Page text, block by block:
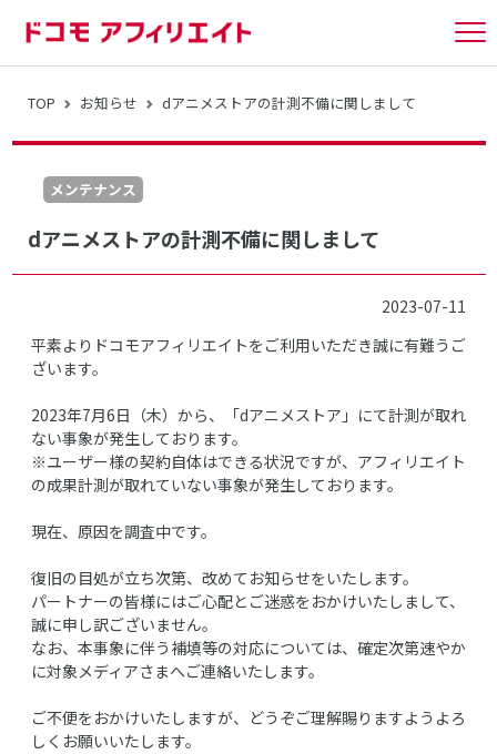
TOP お知らせ dアニメストアの計測不備に関しまして
メンテナンス
dアニメストアの計測不備に関しまして
2023-07-11
平素よりドコモアフィリエイトをご利用いただき誠に有難うご
ざいます。
2023年7月6日（木）から、「dアニメストア」にて計測が取れ
ない事象が発生しております。
※ユーザー様の契約自体はできる状況ですが、アフィリエイト
の成果計測が取れていない事象が発生しております。
現在、原因を調査中です。
復旧の目処が立ち次第、改めてお知らせをいたします。
パートナーの皆様にはご心配とご迷惑をおかけいたしまして、
誠に申し訳ございません。
なお、本事象に伴う補填等の対応については、確定次第速やか
に対象メディアさまへご連絡いたします。
ご不便をおかけいたしますが、どうぞご理解賜りますようよろ
しくお願いいたします。